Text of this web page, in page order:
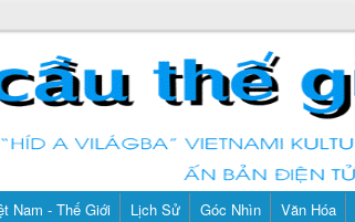
Nam - Thế Giới Lịch Sử Góc Nhìn Văn Hóa